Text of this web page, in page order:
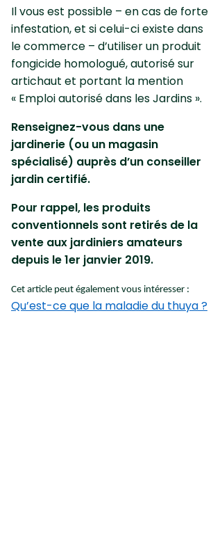
Il vous est possible – en cas de forte
infestation, et si celui-ci existe dans
le commerce – d’utiliser un produit
fongicide homologué, autorisé sur
artichaut et portant la mention
« Emploi autorisé dans les Jardins ».
Renseignez-vous dans une
jardinerie (ou un magasin
spécialisé) auprès d’un conseiller
jardin certifié.
Pour rappel, les produits
conventionnels sont retirés de la
vente aux jardiniers amateurs
depuis le 1er janvier 2019.
Cet article peut également vous intéresser :
Qu’est-ce que la maladie du thuya ?